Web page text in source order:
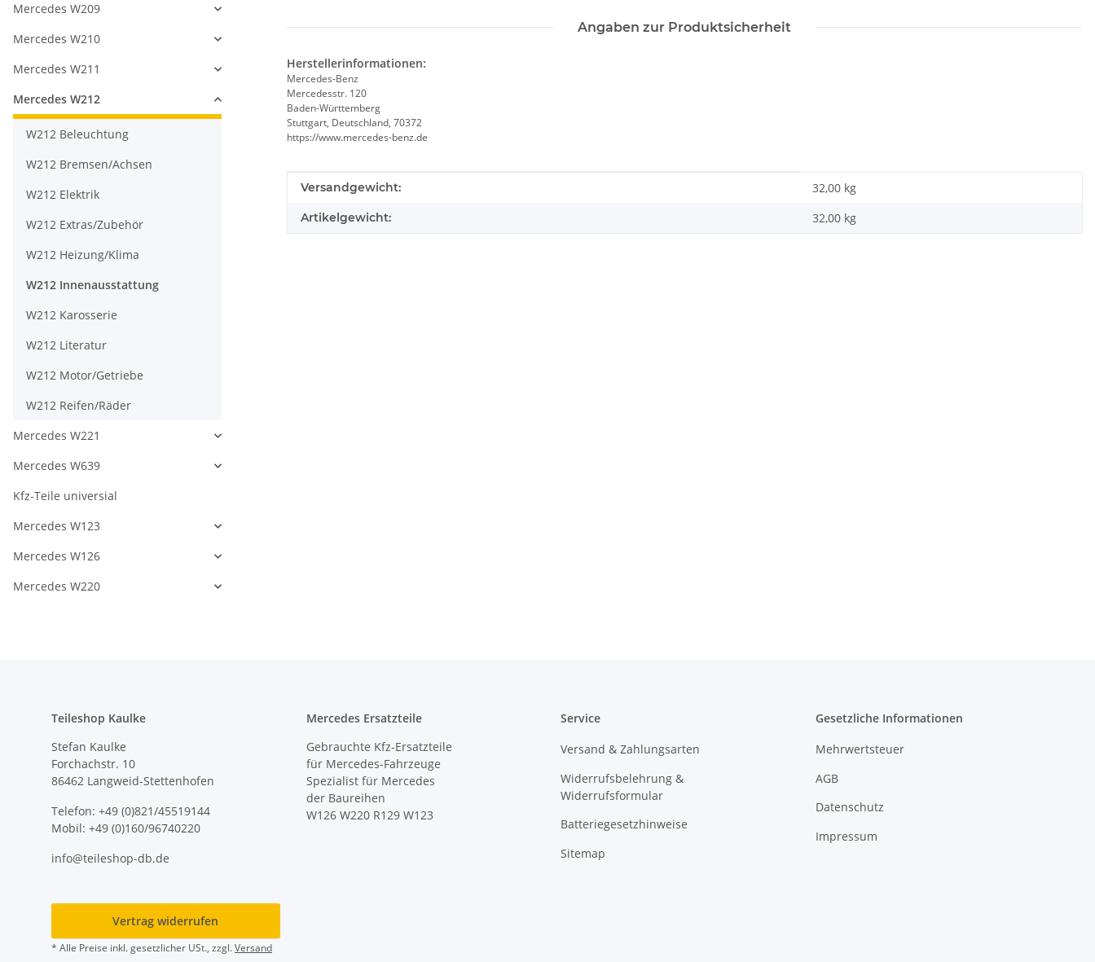
Angaben zur Produktsicherheit
Herstellerinformationen:
Mercedes-Benz
Mercedesstr. 120
Baden-Württemberg
Stuttgart, Deutschland, 70372
https://www.mercedes-benz.de
Produkteigenschaft
Wert
Versandgewicht: 32,00 kg
Artikelgewicht: 32,00 kg
Mercedes W209
Mercedes W210
Mercedes W211
Mercedes W212
W212 Beleuchtung
W212 Bremsen/Achsen
W212 Elektrik
W212 Extras/Zubehör
W212 Heizung/Klima
W212 Innenausstattung
W212 Karosserie
W212 Literatur
W212 Motor/Getriebe
W212 Reifen/Räder
Mercedes W221
Mercedes W639
Kfz-Teile universial
Mercedes W123
Mercedes W126
Mercedes W220
Teileshop Kaulke
Stefan Kaulke
Forchachstr. 10
86462 Langweid-Stettenhofen
Telefon: +49 (0)821/45519144
Mobil: +49 (0)160/96740220
info@teileshop-db.de
Mercedes Ersatzteile
Gebrauchte Kfz-Ersatzteile
für Mercedes-Fahrzeuge
Spezialist für Mercedes
der Baureihen
W126 W220 R129 W123
Service
Versand & Zahlungsarten
Widerrufsbelehrung &
Widerrufsformular
Batteriegesetzhinweise
Sitemap
Gesetzliche Informationen
Mehrwertsteuer
AGB
Datenschutz
Impressum
Vertrag widerrufen
* Alle Preise inkl. gesetzlicher USt., zzgl.Versand